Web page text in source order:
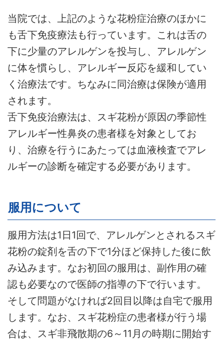
当院では、上記のような花粉症治療のほかに
も舌下免疫療法も行っています。これは舌の
下に少量のアレルゲンを投与し、アレルゲン
に体を慣らし、アレルギー反応を緩和してい
く治療法です。ちなみに同治療は保険が適用
されます。
舌下免疫治療法は、スギ花粉が原因の季節性
アレルギー性鼻炎の患者様を対象としてお
り、治療を行うにあたっては血液検査でアレ
ルギーの診断を確定する必要があります。
服用について
服用方法は1日1回で、アレルゲンとされるスギ
花粉の錠剤を舌の下で1分ほど保持した後に飲
み込みます。なお初回の服用は、副作用の確
認も必要なので医師の指導の下で行います。
そして問題がなければ2回目以降は自宅で服用
します。なお、スギ花粉症の患者様が行う場
合は、スギ非飛散期の6～11月の時期に開始す